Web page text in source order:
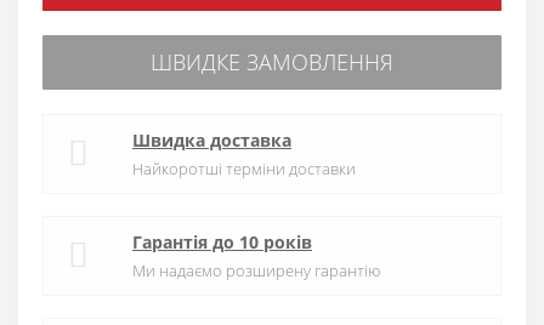
ШВИДКЕ ЗАМОВЛЕННЯ
Швидка доставка
Найкоротші терміни доставки
Гарантія до 10 років
Ми надаємо розширену гарантію